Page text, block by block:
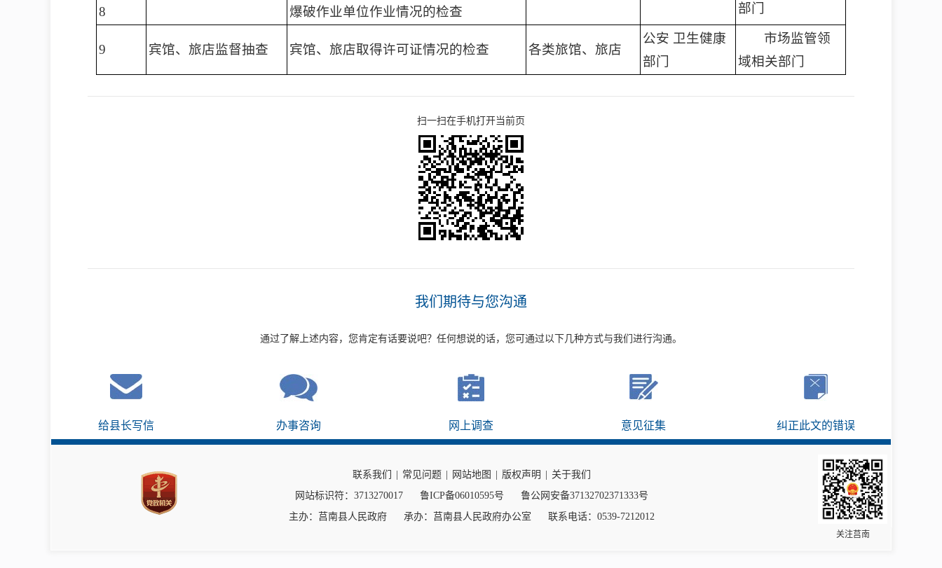
部门
8
爆破作业单位作业情况的检查
9 宾馆、旅店监督抽查 宾馆、旅店取得许可证情况的检查 各类旅馆、旅店
公安 卫生健康
部门
市场监管领
域相关部门
扫一扫在手机打开当前页
我们期待与您沟通
通过了解上述内容，您肯定有话要说吧？任何想说的话，您可通过以下几种方式与我们进行沟通。
给县长写信 办事咨询 网上调查 意见征集 纠正此文的错误
关注莒南
联系我们 常见问题 网站地图 版权声明
关于我们
网站标识符：3713270017
鲁ICP备06010595号
鲁公网安备37132702371333号
主办：莒南县人民政府
承办：莒南县人民政府办公室 联系电话：0539-7212012